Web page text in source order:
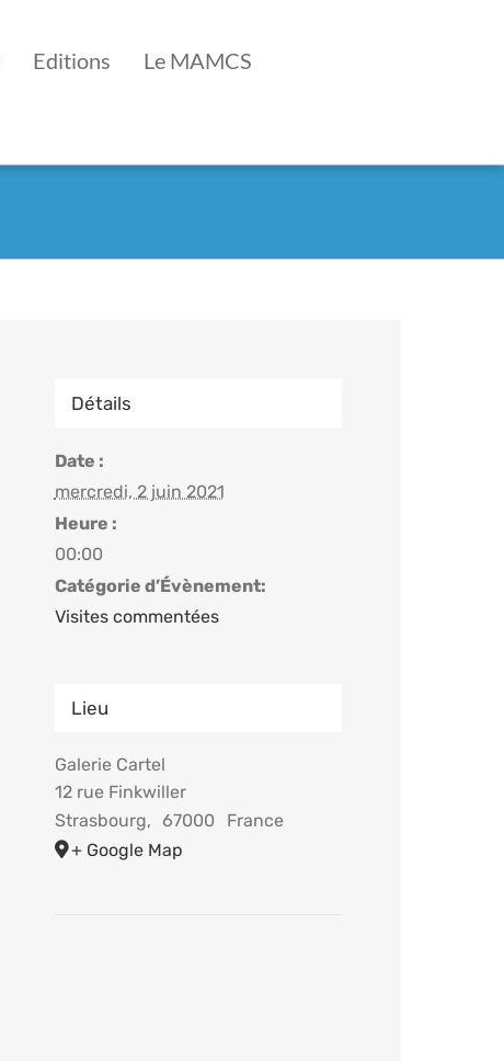
Editions
Le MAMCS
Détails
Date :
mercredi, 2 juin 2021
Heure :
00:00
Catégorie d’Évènement:
Visites commentées
Lieu
Galerie Cartel
12 rue Finkwiller
Strasbourg, 67000
France
+ Google Map